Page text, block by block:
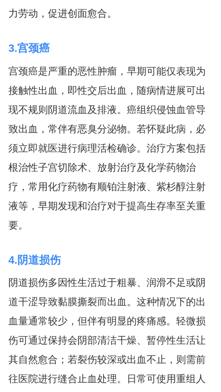
力劳动，促进创面愈合。
3.宫颈癌
宫颈癌是严重的恶性肿瘤，早期可能仅表现为
接触性出血，即性交后出血，随病情进展可出
现不规则阴道流血及排液。癌组织侵蚀血管导
致出血，常伴有恶臭分泌物。若怀疑此病，必
须立即就医进行病理活检确诊。治疗方案包括
根治性子宫切除术、放射治疗及化学药物治
疗，常用化疗药物有顺铂注射液、紫杉醇注射
液等，早期发现和治疗对于提高生存率至关重
要。
4.阴道损伤
阴道损伤多因性生活过于粗暴、润滑不足或阴
道干涩导致黏膜撕裂而出血。这种情况下的出
血量通常较少，但伴有明显的疼痛感。轻微损
伤可通过保持会阴部清洁干燥、暂停性生活让
其自然愈合；若裂伤较深或出血不止，则需前
往医院进行缝合止血处理。日常可使用重组人